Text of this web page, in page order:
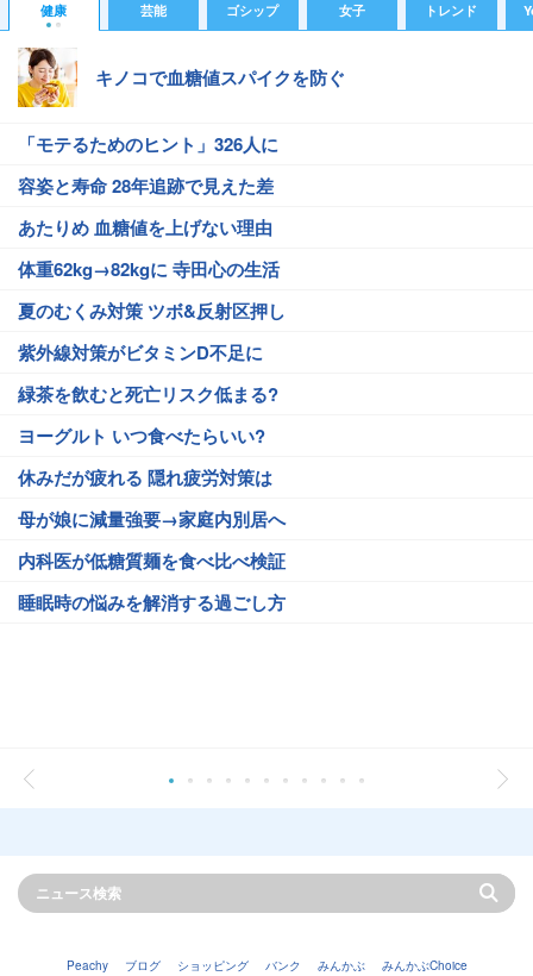
健康 芸能 ゴシップ 女子 トレンド
キノコで血糖値スパイクを防ぐ
「モテるためのヒント」326人に
容姿と寿命 28年追跡で見えた差
あたりめ 血糖値を上げない理由
体重62kg→82kgに 寺田心の生活
夏のむくみ対策 ツボ&反射区押し
紫外線対策がビタミンD不足に
緑茶を飲むと死亡リスク低まる?
ヨーグルト いつ食べたらいい?
休みだが疲れる 隠れ疲労対策は
母が娘に減量強要→家庭内別居へ
内科医が低糖質麺を食べ比べ検証
睡眠時の悩みを解消する過ごし方
Peachy ブログ ショッピング バンク みんかぶ みんかぶChoice